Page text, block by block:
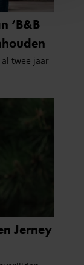
te bieden
delen we
onze
analyse. Deze
met andere
ze hebben
website blijft